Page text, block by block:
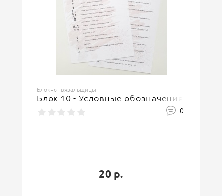
Блокнот вязальщицы
Блок 10 - Условные обозначения
0
20 р.